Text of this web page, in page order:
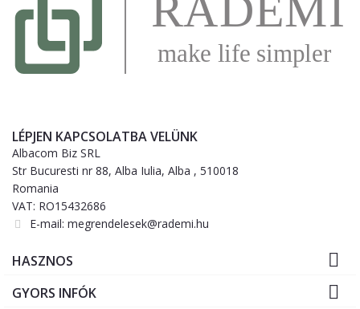
LÉPJEN KAPCSOLATBA VELÜNK
Albacom Biz SRL
Str Bucuresti nr 88, Alba Iulia, Alba , 510018
Romania
VAT: RO15432686
E-mail: megrendelesek@rademi.hu
HASZNOS 
GYORS INFÓK 